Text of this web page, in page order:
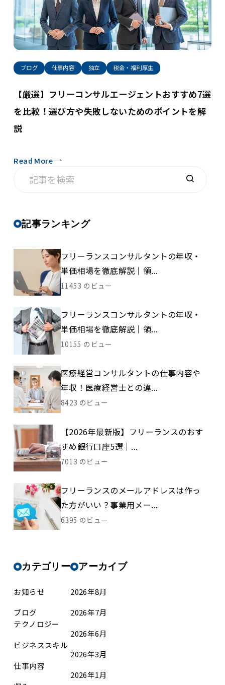
ブログ 仕事内容 独立 税金・福利厚生
【厳選】フリーコンサルエージェントおすすめ7選
を比較！選び方や失敗しないためのポイントを解
説
Read More
記事ランキング
フリーランスコンサルタントの年収・
単価相場を徹底解説｜領...
11453 のビュー
フリーランスコンサルタントの年収・
単価相場を徹底解説｜領...
10155 のビュー
医療経営コンサルタントの仕事内容や
年収！医療経営士との違...
8423 のビュー
【2026年最新版】フリーランスのおす
すめ銀行口座5選｜...
7013 のビュー
フリーランスのメールアドレスは作っ
た方がいい？事業用メー...
6395 のビュー
カテゴリー
お知らせ
ブログ
テクノロジー
ビジネススキル
仕事内容
アーカイブ
2026年8月
2026年7月
2026年6月
2026年3月
2026年1月